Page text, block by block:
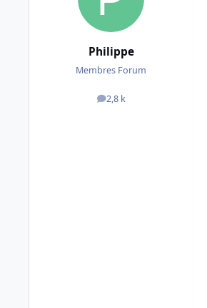
Philippe
Membres Forum
2,8 k
messages